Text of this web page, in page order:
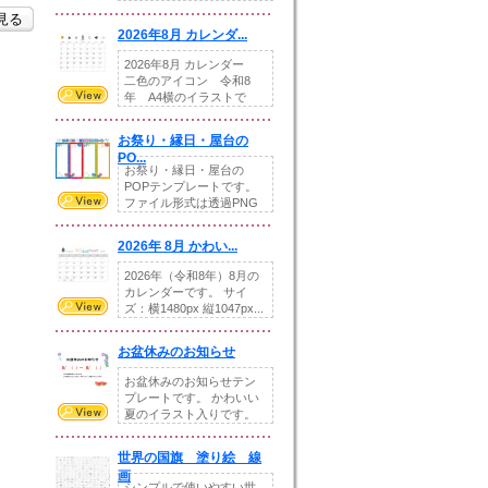
る
2026年8月 カレンダ...
2026年8月 カレンダー
二色のアイコン 令和8
年 A4横のイラストで
お祭り・縁日・屋台の
PO...
お祭り・縁日・屋台の
POPテンプレートです。
ファイル形式は透過PNG
2026年 8月 かわい...
2026年（令和8年）8月の
カレンダーです。 サイ
ズ：横1480px 縦1047px...
お盆休みのお知らせ
お盆休みのお知らせテン
プレートです。 かわいい
夏のイラスト入りです。
世界の国旗 塗り絵 線
画